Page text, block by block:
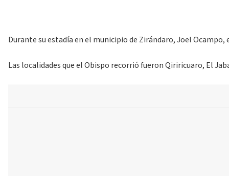
Durante su estadía en el municipio de Zirándaro, Joel
Las localidades que el Obispo recorrió fueron Qiriricuaro, El